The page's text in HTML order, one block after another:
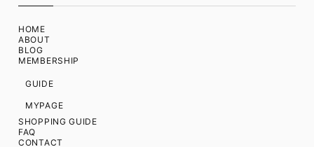
HOME
ABOUT
BLOG
MEMBERSHIP
GUIDE
MYPAGE
SHOPPING GUIDE
FAQ
CONTACT